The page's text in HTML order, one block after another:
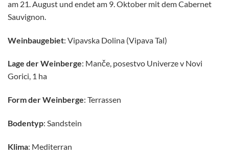
am 21. August und endet am 9. Oktober mit dem Cabernet
Sauvignon.
Weinbaugebiet: Vipavska Dolina (Vipava Tal)
Lage der Weinberge: Manče, posestvo Univerze v Novi
Gorici, 1 ha
Form der Weinberge: Terrassen
Bodentyp: Sandstein
Klima: Mediterran